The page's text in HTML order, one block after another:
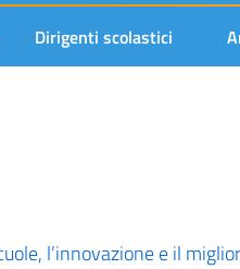
Dirigenti scolastici
l’innovazione e il